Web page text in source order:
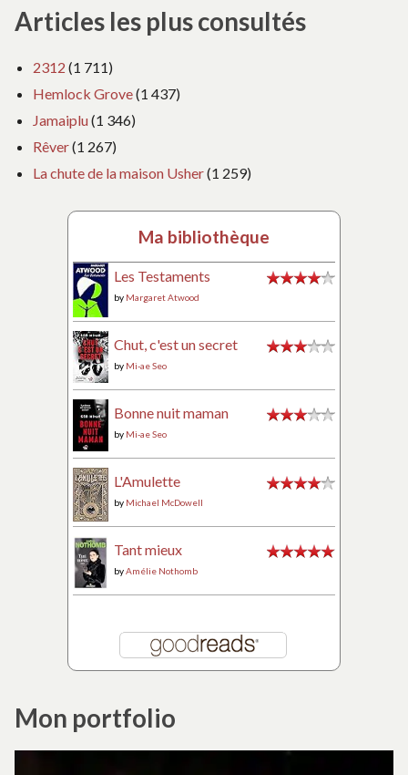
Articles les plus consultés
2312 (1 711)
Hemlock Grove(1 437)
Jamaiplu(1 346)
Rêver(1 267)
La chute de la maison Usher(1 259)
Ma bibliothèque
Les Testaments
by Margaret Atwood
Chut, c'est un secret
by Mi-ae Seo
Bonne nuit maman
by Mi-ae Seo
L'Amulette
by Michael McDowell
Tant mieux
byAmélie Nothomb
Mon portfolio